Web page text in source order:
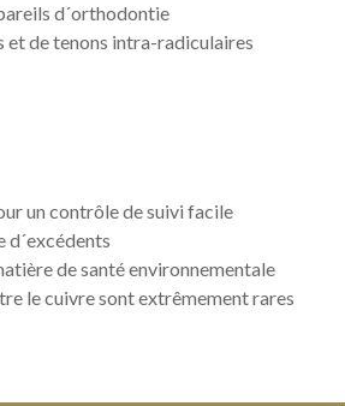
d´orthodontie
et de tenons intra-radiculaires
un contrôle de suivi facile
d´excédents
de santé environnementale
le cuivre sont extrêmement rares